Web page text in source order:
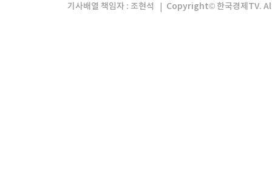
기사배열 책임자 : 조현석
Copyright© 한국경제TV.